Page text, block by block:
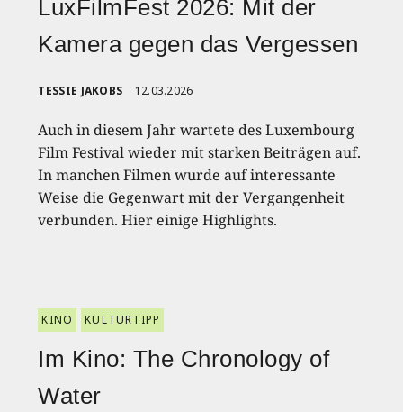
LuxFilmFest 2026: Mit der
Kamera gegen das Vergessen
TESSIE JAKOBS 12.03.2026
Auch in diesem Jahr wartete des Luxembourg
Film Festival wieder mit starken Beiträgen auf.
In manchen Filmen wurde auf interessante
Weise die Gegenwart mit der Vergangenheit
verbunden. Hier einige Highlights.
KINO KULTURTIPP
Im Kino: The Chronology of
Water